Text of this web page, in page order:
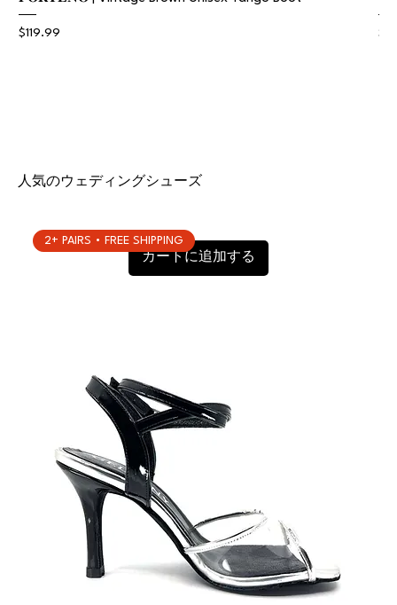
価格
$119.99 価
人気のウェディングシューズ
カートに追加する
2+ PAIRS • FREE SHIPPING